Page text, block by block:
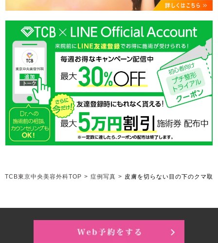
TCB東京中央美容外科TOP > 症例写真 > 皮膚を切らない目の下のクマ取